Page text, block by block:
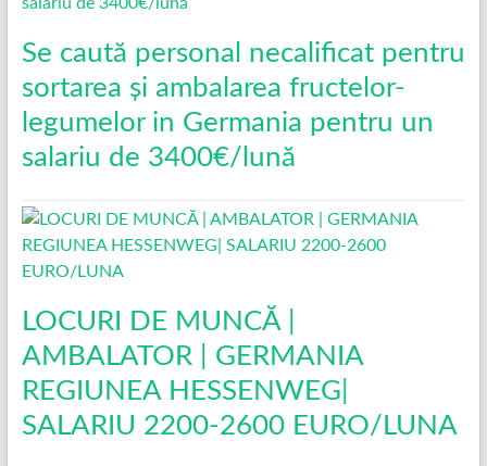
Se caută personal necalificat pentru
sortarea și ambalarea fructelor-
legumelor in Germania pentru un
salariu de 3400€/lună
LOCURI DE MUNCĂ |
AMBALATOR | GERMANIA
REGIUNEA HESSENWEG|
SALARIU 2200-2600 EURO/LUNA